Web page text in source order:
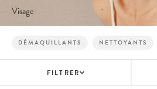
Visage
DÉMAQUILLANTS NETTOYANTS
FILTRER